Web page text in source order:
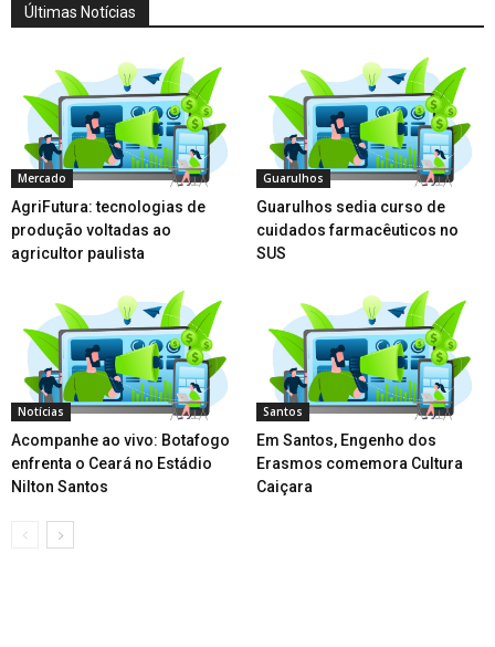
Últimas Notícias
Mercado
AgriFutura: tecnologias de
produção voltadas ao
agricultor paulista
Guarulhos
Guarulhos sedia curso de
cuidados farmacêuticos no
SUS
Notícias
Acompanhe ao vivo: Botafogo
enfrenta o Ceará no Estádio
Nilton Santos
Santos
Em Santos, Engenho dos
Erasmos comemora Cultura
Caiçara